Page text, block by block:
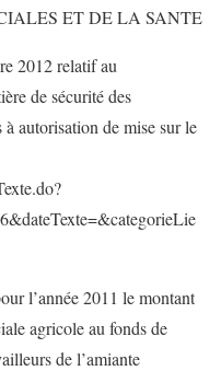
ET DE LA SANTE
2012 relatif au
de sécurité des
autorisation de mise sur le
l’année 2011 le montant
agricole au fonds de
de l’amiante